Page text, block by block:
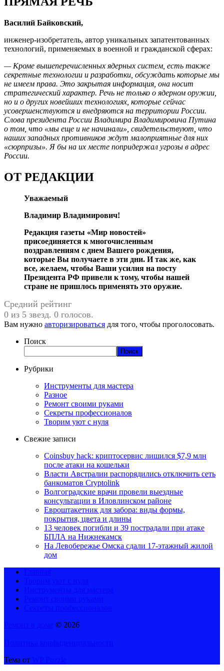
Василий Байковский,
инженер-изобретатель, автор уникальных запатентованных
технологий, применяемых в военной и гражданской сферах:
— Кроме вышеперечисленных ядерных систем, есть также
секретные технологии и разработки, обсуждать которые мы
не имеем права. Это закрытая информация, она носит
стратегический характер. Речь не только о ядерном оружии,
но и о других новейших технологиях, которые сейчас
усовершенствуются и внедряются на территории России.
Слова президента России Владимира Владимировича Путина
о том, что «мы еще и не начинали», свидетельствуют, что
наших западных противников ждут малоприятные для них
«сюрпризы». Я бы на их месте попридержал угрозы в адрес
России.
ОТ РЕДАКЦИИ
Уважаемый
Владимир Владимирович!
Редакция газеты «Мир новостей»
присоединяется к многочисленным
поздравлениям с днем Вашего рождения,
которые Вы получаете в эти дни. И так же, как
все, желаем, чтобы Ваши усилия на посту
Президента РФ привели к тому, чтобы нашей
стране не пришлось применять это оружие.
Средний рейтинг
0 из 5 звезд. 0 голосов.
Вам нужно авторизироваться для того, чтобы проголосовать.
Поиск
Поиск
Рубрики
Инструменты для мастера
Разное
Ремонт своими руками
Секреты профессионалов
Творим уют с нуля
Свежие записи
Coinsbuy hack: криптосервис лишился $7,9 млн
после атаки на кошельки
Власти Австралии распорядились отключить сеть
банкоматов Cryptolink
Волгоградские врачи провели выездные
консультации в Иловлинском районе
Евроштакетник для забора: виды формы,
покрытия, цвета и длины
13 человек погибли и 39 пострадали при атаке
БПЛА на Нижнекамск
На Левобережье Омска сдали 17-этажный жилой
дом
© 2026
Тема от